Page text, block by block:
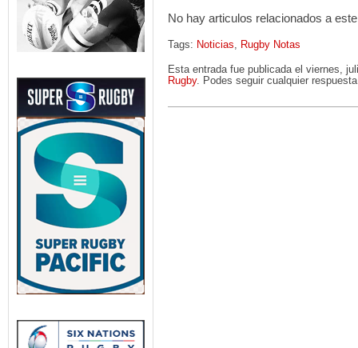
No hay articulos relacionados a
Tags: Noticias, Rugby Notas
Esta entrada fue publicada el viernes,
Rugby. Podes seguir cualquier